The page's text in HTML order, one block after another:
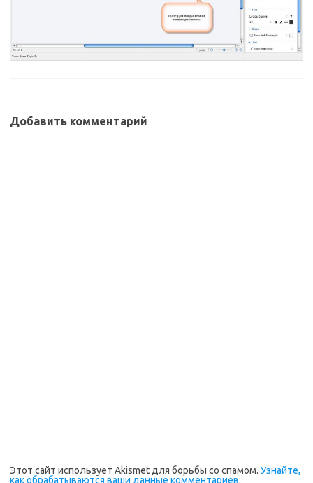
Добавить комментарий
Этот сайт использует Akismet для борьбы со спамом. Узнайте,
как обрабатываются ваши данные комментариев.